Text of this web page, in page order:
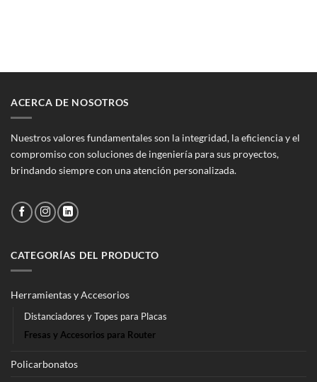
ACERCA DE NOSOTROS
Nuestros valores fundamentales son la integridad, la eficiencia y el
compromiso con soluciones de ingeniería para sus proyectos,
brindando siempre con una atención personalizada.
CATEGORÍAS DEL PRODUCTO
Herramientas y Accesorios
Distanciadores y Topes para Placas
Fresas y Accesorios para Router
Policarbonatos